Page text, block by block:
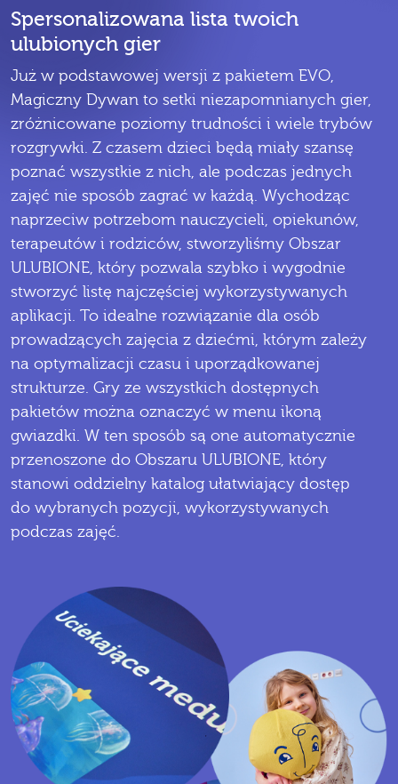
Spersonalizowana lista twoich
ulubionych gier
Już w podstawowej wersji z pakietem EVO,
Magiczny Dywan to setki niezapomnianych gier,
zróżnicowane poziomy trudności i wiele trybów
rozgrywki. Z czasem dzieci będą miały szansę
poznać wszystkie z nich, ale podczas jednych
zajęć nie sposób zagrać w każdą. Wychodząc
naprzeciw potrzebom nauczycieli, opiekunów,
terapeutów i rodziców, stworzyliśmy Obszar
ULUBIONE, który pozwala szybko i wygodnie
stworzyć listę najczęściej wykorzystywanych
aplikacji. To idealne rozwiązanie dla osób
prowadzących zajęcia z dziećmi, którym zależy
na optymalizacji czasu i uporządkowanej
strukturze. Gry ze wszystkich dostępnych
pakietów można oznaczyć w menu ikoną
gwiazdki. W ten sposób są one automatycznie
przenoszone do Obszaru ULUBIONE, który
stanowi oddzielny katalog ułatwiający dostęp
do wybranych pozycji, wykorzystywanych
podczas zajęć.